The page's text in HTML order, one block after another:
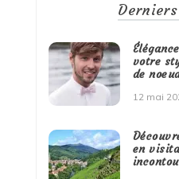
votre
de
12 mai
en